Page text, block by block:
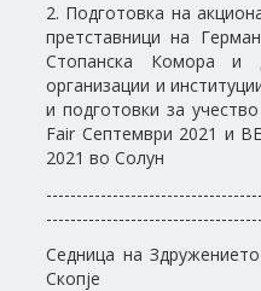
2. Подготовка на
претставници на
Стопанска Комора и
организации и
и подготовки за
Fair Септември 2021 и
2021 во Солун
Седница на
Скопје